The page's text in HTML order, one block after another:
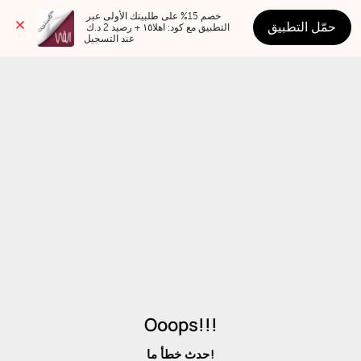
عند التسجيل
حمّل التطبيق
Ooops!!!
حدث خطأ ما!